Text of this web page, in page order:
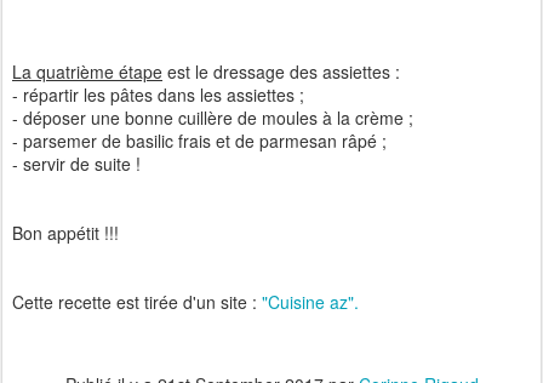
La quatrième étape est le dressage des assiettes :
- répartir les pâtes dans les assiettes ;
- déposer une bonne cuillère de moules à la crème ;
- parsemer de basilic frais et de parmesan râpé ;
- servir de suite !
Bon appétit !!!
Cette recette est tirée d'un site : "Cuisine az".